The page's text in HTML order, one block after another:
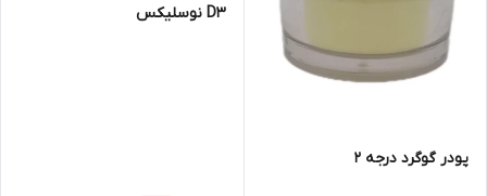
پودر گوگرد درجه ۲
D3 نوسلیکس